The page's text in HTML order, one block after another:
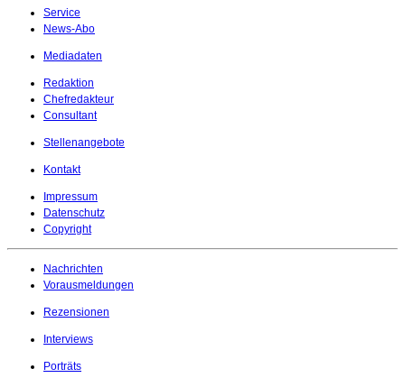
Service
News-Abo
Mediadaten
Redaktion
Chefredakteur
Consultant
Stellenangebote
Kontakt
Impressum
Datenschutz
Copyright
Nachrichten
Vorausmeldungen
Rezensionen
Interviews
Porträts